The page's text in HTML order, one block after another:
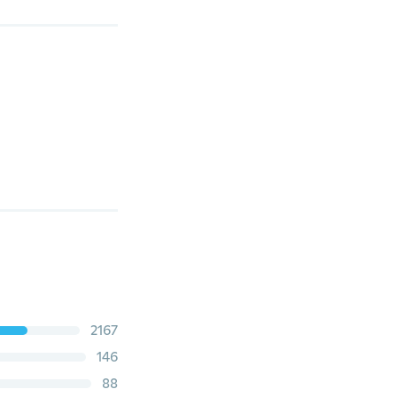
2167
146
88